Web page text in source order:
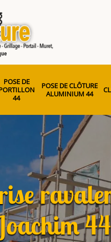
POSE DE
44
POSE DE CLÔTURE
ALUMINIUM 44